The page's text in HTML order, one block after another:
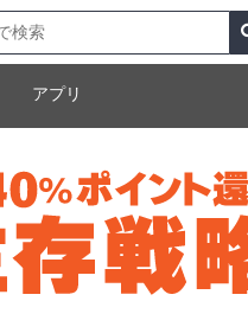
アプリ